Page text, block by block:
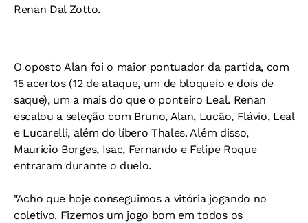
Renan Dal Zotto.
O oposto Alan foi o maior pontuador da partida, com
15 acertos (12 de ataque, um de bloqueio e dois de
saque), um a mais do que o ponteiro Leal. Renan
escalou a seleção com Bruno, Alan, Lucão, Flávio, Leal
e Lucarelli, além do líbero Thales. Além disso,
Maurício Borges, Isac, Fernando e Felipe Roque
entraram durante o duelo.
"Acho que hoje conseguimos a vitória jogando no
coletivo. Fizemos um jogo bom em todos os